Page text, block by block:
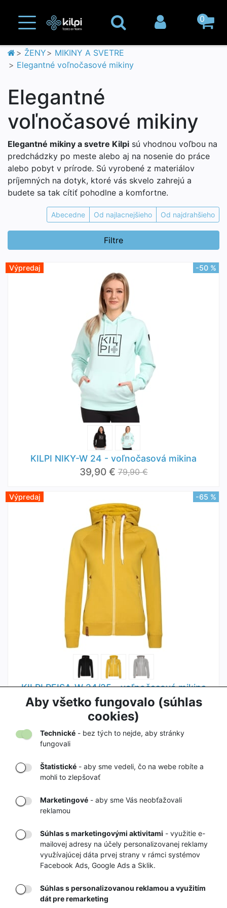
Aby všetko fungovalo (súhlas
cookies)
Technické - bez tých to nejde, aby stránky
fungovali
Štatistické - aby sme vedeli, čo na webe robíte a
mohli to zlepšovať
Marketingové - aby sme Vás neobťažovali
reklamou
Súhlas s marketingovými aktivitami - využitie e-
mailovej adresy na účely personalizovanej reklamy
využívajúcej dáta prvej strany v rámci systémov
Facebook Ads, Google Ads a Sklik.
Súhlas s personalizovanou reklamou a využitím
dát pre remarketing
0
ŽENY
MIKINY A SVETRE
Elegantné voľnočasové mikiny
Elegantné
voľnočasové mikiny
Elegantné mikiny a svetre Kilpi sú vhodnou voľbou na
predchádzky po meste alebo aj na nosenie do práce
alebo pobyt v prírode. Sú vyrobené z materiálov
príjemných na dotyk, ktoré vás skvelo zahrejú a
budete sa tak cítiť pohodlne a komfortne.
Abecedne Od najlacnejšieho Od najdrahšieho
Filtre
Výpredaj -50 %
KILPI NIKY-W 24 - voľnočasová mikina
39,90 € 79,90 €
Výpredaj -65 %
KILPI REISA-W 24/25 - voľnočasová mikina
34,90 € 99,90 €
DORUČENIE
TOVARU AŽ K
VÁM DOMOV
OBCHOD
RÝCHLE
DORUČENIE
GARANCIA
VRÁTENIA PEŇAZÍ